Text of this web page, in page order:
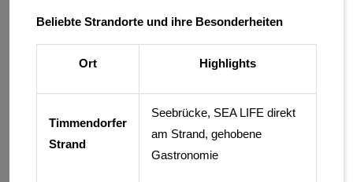
Beliebte Strandorte und ihre Besonderheiten
Ort Highlights
Timmendorfer
Strand
Seebrücke, SEA LIFE direkt
am Strand, gehobene
Gastronomie